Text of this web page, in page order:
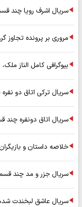
سریال اشرف رویا چند
مروری بر پرونده تجاوز
بیوگرافی کامل الناز
سریال ترکی اتاق دو
سریال اتاق دونفره
خلاصه داستان و
سریال جزر و مد چند
سریال عاشق لبخندت